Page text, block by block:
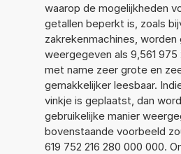
waarop de mogelijkheden
getallen beperkt is, zoals
zakrekenmachines, worden
weergegeven als 9,561 975
met name zeer grote en
gemakkelijker leesbaar.
vinkje is geplaatst, dan
gebruikelijke manier
bovenstaande voorbeeld
619 752 216 280 000 000.